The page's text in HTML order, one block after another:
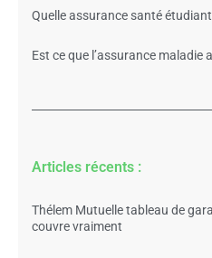
Quelle assurance santé
Est ce que l’assurance maladie
Articles récents :
Thélem Mutuelle tableau de
couvre vraiment